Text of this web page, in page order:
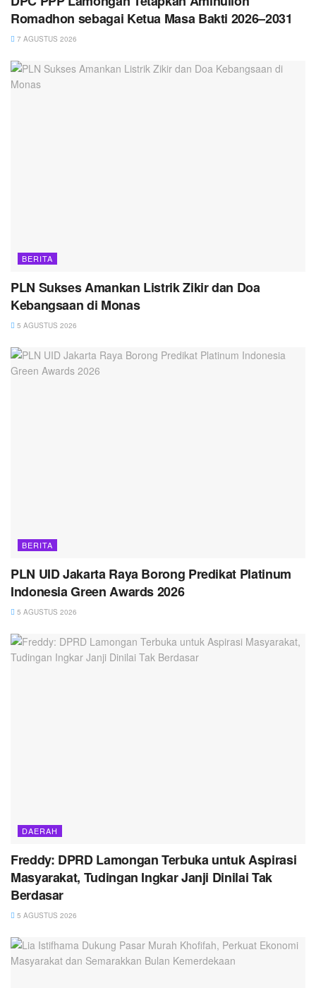
Romadhon sebagai Ketua Masa Bakti 2026–2031
7 AGUSTUS 2026
BERITA
PLN Sukses Amankan Listrik Zikir dan Doa
Kebangsaan di Monas
5 AGUSTUS 2026
BERITA
PLN UID Jakarta Raya Borong Predikat Platinum
Indonesia Green Awards 2026
5 AGUSTUS 2026
DAERAH
Freddy: DPRD Lamongan Terbuka untuk Aspirasi
Masyarakat, Tudingan Ingkar Janji Dinilai Tak
Berdasar
5 AGUSTUS 2026